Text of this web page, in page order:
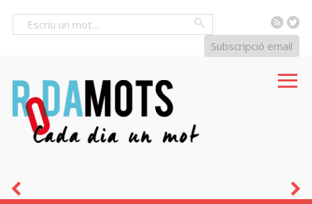
RSS
Subscripció email
s’ha